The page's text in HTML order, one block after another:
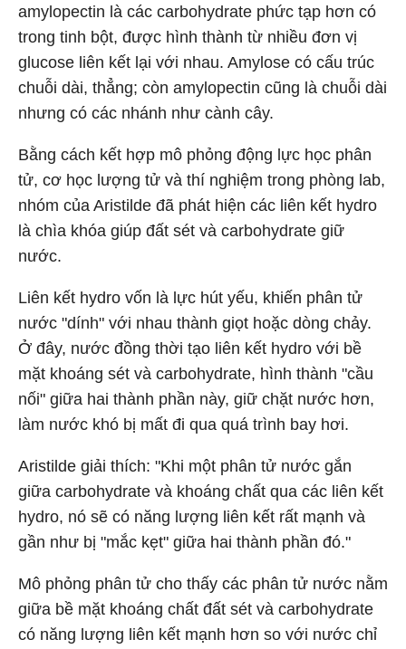
amylopectin là các carbohydrate phức tạp hơn có
trong tinh bột, được hình thành từ nhiều đơn vị
glucose liên kết lại với nhau. Amylose có cấu trúc
chuỗi dài, thẳng; còn amylopectin cũng là chuỗi dài
nhưng có các nhánh như cành cây.
Bằng cách kết hợp mô phỏng động lực học phân
tử, cơ học lượng tử và thí nghiệm trong phòng lab,
nhóm của Aristilde đã phát hiện các liên kết hydro
là chìa khóa giúp đất sét và carbohydrate giữ
nước.
Liên kết hydro vốn là lực hút yếu, khiến phân tử
nước "dính" với nhau thành giọt hoặc dòng chảy.
Ở đây, nước đồng thời tạo liên kết hydro với bề
mặt khoáng sét và carbohydrate, hình thành "cầu
nối" giữa hai thành phần này, giữ chặt nước hơn,
làm nước khó bị mất đi qua quá trình bay hơi.
Aristilde giải thích: "Khi một phân tử nước gắn
giữa carbohydrate và khoáng chất qua các liên kết
hydro, nó sẽ có năng lượng liên kết rất mạnh và
gần như bị "mắc kẹt" giữa hai thành phần đó."
Mô phỏng phân tử cho thấy các phân tử nước nằm
giữa bề mặt khoáng chất đất sét và carbohydrate
có năng lượng liên kết mạnh hơn so với nước chỉ